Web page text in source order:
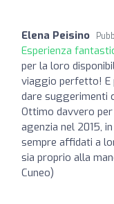
Elena Peisino
Esperienza
per la loro
viaggio perfetto! E
dare suggerimenti
Ottimo davvero
agenzia nel 2015,
sempre affidati a
sia proprio alla
Cuneo)